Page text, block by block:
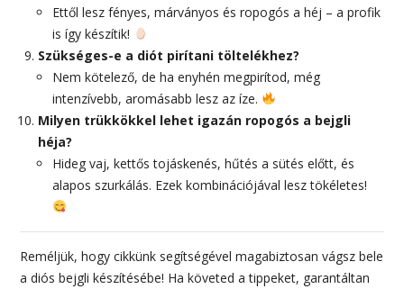
Ettől lesz fényes, márványos és ropogós a héj – a profik
is így készítik!
Szükséges-e a diót pirítani töltelékhez?
Nem kötelező, de ha enyhén megpirítod, még
intenzívebb, aromásabb lesz az íze.
Milyen trükkökkel lehet igazán ropogós a bejgli
héja?
Hideg vaj, kettős tojáskenés, hűtés a sütés előtt, és
alapos szurkálás. Ezek kombinációjával lesz tökéletes!
Reméljük, hogy cikkünk segítségével magabiztosan vágsz bele
a diós bejgli készítésébe! Ha követed a tippeket, garantáltan